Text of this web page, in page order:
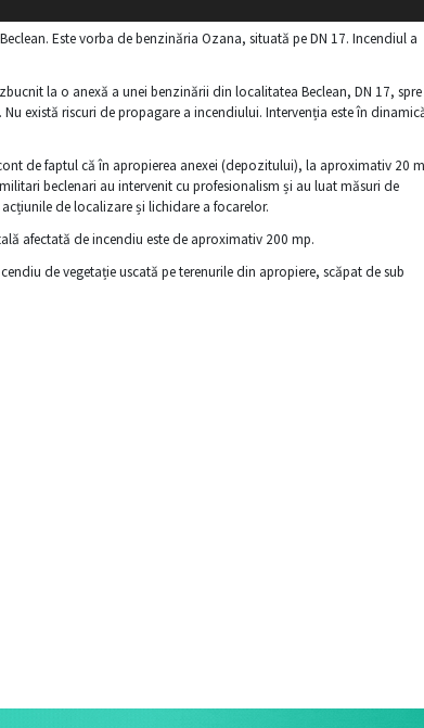
Este vorba de benzinăria Ozana, situată pe DN 17. Incendiul a
la o anexă a unei benzinării din localitatea Beclean, DN 17, spre
există riscuri de propagare a incendiului. Intervenția este în
de faptul că în apropierea anexei (depozitului), la aproximativ 20
beclenari au intervenit cu profesionalism și au luat măsuri de
de localizare și lichidare a focarelor.
afectată de incendiu este de aproximativ 200 mp.
de vegetație uscată pe terenurile din apropiere, scăpat de sub